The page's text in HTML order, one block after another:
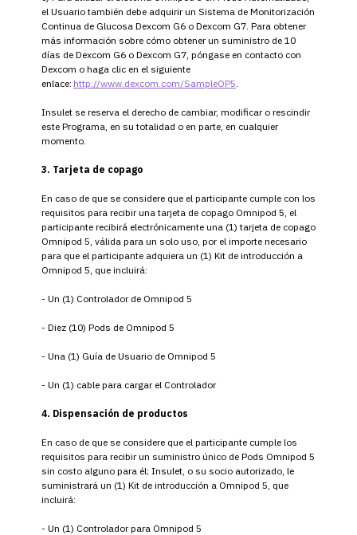
el Usuario también debe adquirir un Sistema de Monitorización
Continua de Glucosa Dexcom G6 o Dexcom G7. Para obtener
más información sobre cómo obtener un suministro de 10
días de Dexcom G6 o Dexcom G7, póngase en contacto con
Dexcom o haga clic en el siguiente
enlace: http://www.dexcom.com/SampleOP5
Insulet se reserva el derecho de cambiar, modificar o rescindir
este Programa, en su totalidad o en parte, en cualquier
momento.
3. Tarjeta de copago
En caso de que se considere que el participante cumple con los
requisitos para recibir una tarjeta de copago Omnipod 5, el
participante recibirá electrónicamente una (1) tarjeta de copago
Omnipod 5, válida para un solo uso, por el importe necesario
para que el participante adquiera un (1) Kit de introducción a
Omnipod 5, que incluirá:
- Un (1) Controlador de Omnipod 5
- Diez (10) Pods de Omnipod 5
- Una (1) Guía de Usuario de Omnipod 5
- Un (1) cable para cargar el Controlador
4. Dispensación de productos
En caso de que se considere que el participante cumple los
requisitos para recibir un suministro único de Pods Omnipod 5
sin costo alguno para él; Insulet, o su socio autorizado, le
suministrará un (1) Kit de introducción a Omnipod 5, que
incluirá:
- Un (1) Controlador para Omnipod 5